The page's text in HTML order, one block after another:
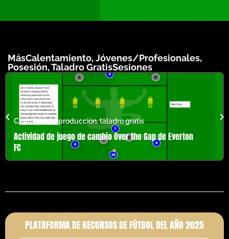
MásCalentamiento,Jóvenes/Profesionales,
Posesión,Taladro GratisSesiones
Cambio de reproducción,taladro gratis
Actividad de juego de cambio Over the Gap de Everton
FC
PLATAFORMA DE RECURSOS DE FÚTBOL DEL AÑO 2025